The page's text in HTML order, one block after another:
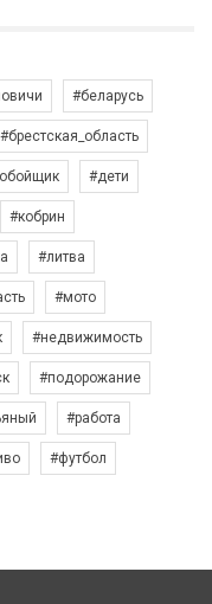
#беларусь
#брестская_область
#дети
#кобрин
#литва
#мото
#недвижимость
#подорожание
#работа
#футбол